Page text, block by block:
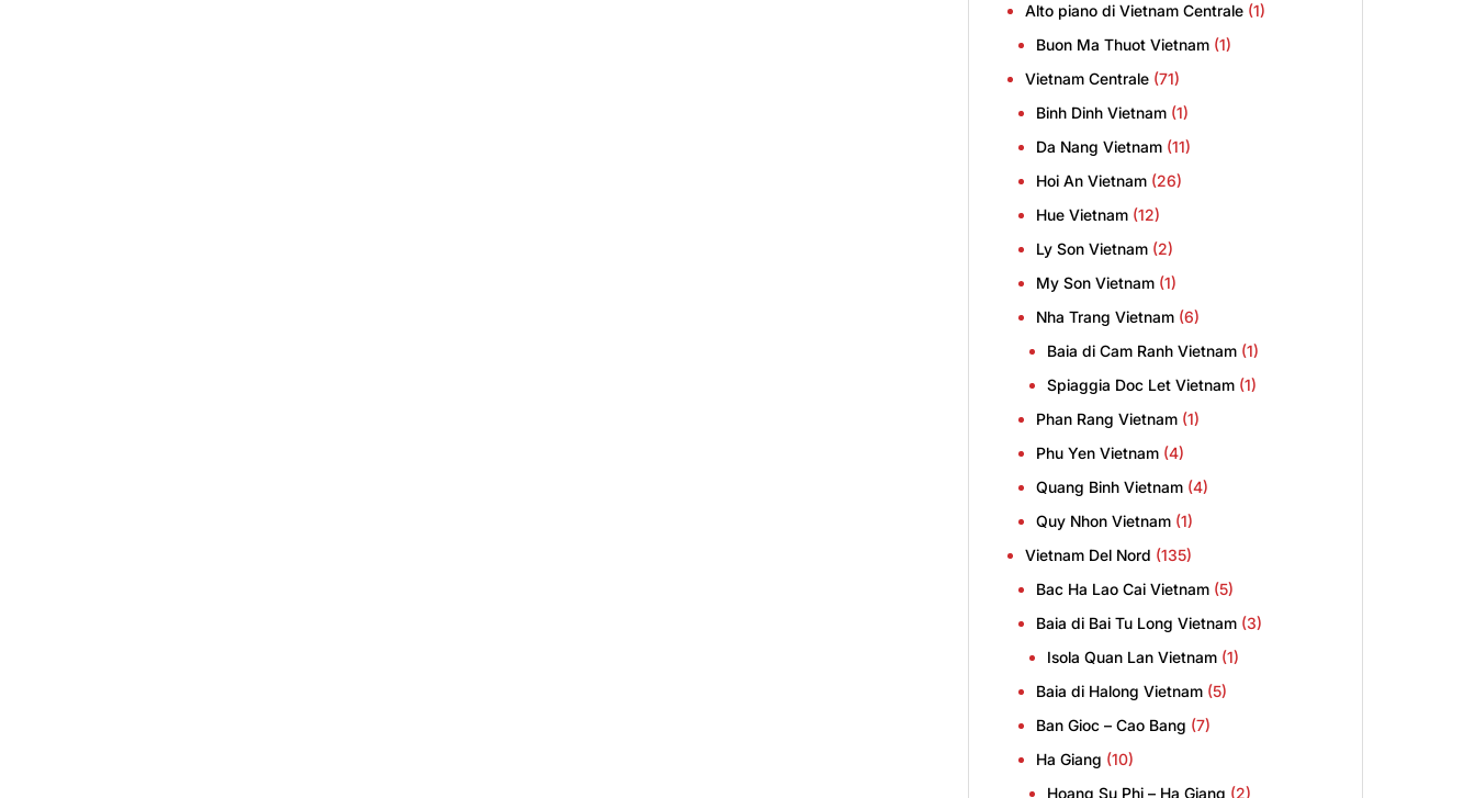
Alto piano di Vietnam Centrale (1)
Buon Ma Thuot Vietnam (1)
Vietnam Centrale (71)
Binh Dinh Vietnam (1)
Da Nang Vietnam (11)
Hoi An Vietnam (26)
Hue Vietnam (12)
Ly Son Vietnam (2)
My Son Vietnam (1)
Nha Trang Vietnam (6)
Baia di Cam Ranh Vietnam (1)
Spiaggia Doc Let Vietnam (1)
Phan Rang Vietnam (1)
Phu Yen Vietnam (4)
Quang Binh Vietnam (4)
Quy Nhon Vietnam (1)
Vietnam Del Nord (135)
Bac Ha Lao Cai Vietnam (5)
Baia di Bai Tu Long Vietnam (3)
Isola Quan Lan Vietnam (1)
Baia di Halong Vietnam (5)
Ban Gioc – Cao Bang (7)
Ha Giang (10)
Hoang Su Phi – Ha Giang (2)